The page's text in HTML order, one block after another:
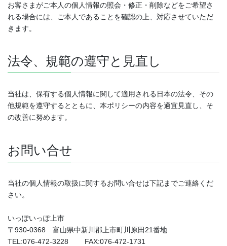
お客さまがご本人の個人情報の照会・修正・削除などをご希望さ
れる場合には、ご本人であることを確認の上、対応させていただ
きます。
法令、規範の遵守と見直し
当社は、保有する個人情報に関して適用される日本の法令、その
他規範を遵守するとともに、本ポリシーの内容を適宜見直し、そ
の改善に努めます。
お問い合せ
当社の個人情報の取扱に関するお問い合せは下記までご連絡くだ
さい。
いっぽいっぽ上市
〒930-0368 富山県中新川郡上市町川原田21番地
TEL:076-472-3228 FAX:076-472-1731